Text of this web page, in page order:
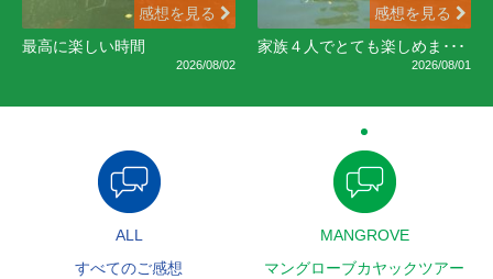
感想を見る
最高に楽しい時間
2026/08/02
感想を見る
家族４人でとても楽しめま･･･
2026/08/01
ALL
すべてのご感想
MANGROVE
マングローブカヤックツアー